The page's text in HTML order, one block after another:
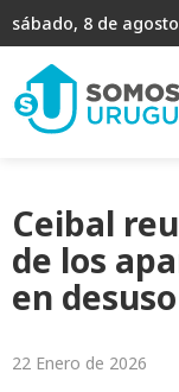
sábado, 8 de
Ceibal
de los
en desuso
22 Enero de 2026